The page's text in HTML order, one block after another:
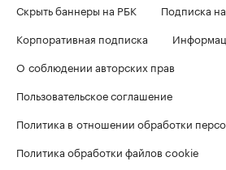
Скрыть баннеры на РБК
Подписка
Корпоративная подписка
О соблюдении авторских прав
Пользовательское соглашение
Политика в отношении обработки
Политика обработки файлов cookie